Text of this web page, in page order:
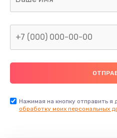
Замена
1600
Замена
Нажимая на кнопку отправить я
обработку моих персональных